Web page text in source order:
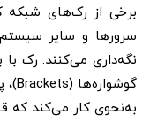
برخی از رک‌های شبکه
سرورها و سایر
نگه‌د‌اری می‌کنند. رک
به‌نحوی کار می‌کند که